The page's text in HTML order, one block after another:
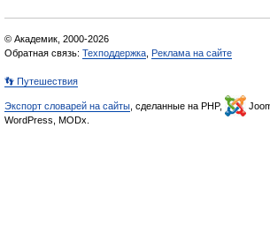
© Академик, 2000-2026
Обратная связь: Техподдержка Реклама на сайте
👣 Путешествия
Экспорт словарей на сайты , сделанные на PHP,
WordPress, MODx.